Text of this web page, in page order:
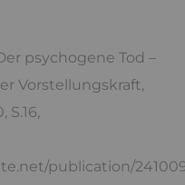
psychogene Tod –
Vorstellungskraft,
S.16,
publication/